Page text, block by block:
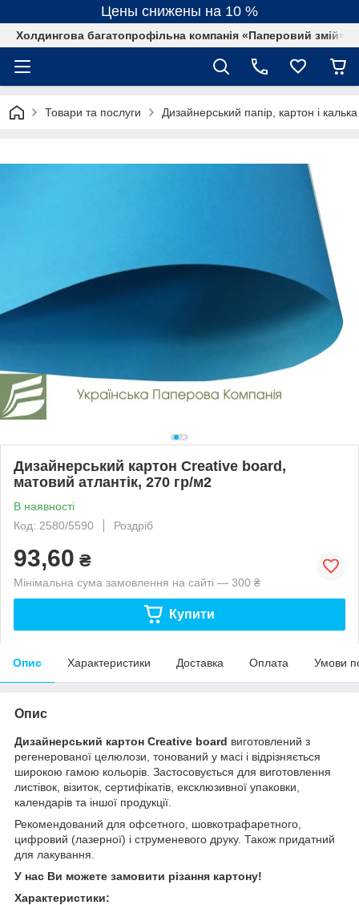
Цены снижены на 10 %
Холдингова багатопрофільна компанія «Паперовий змій»
Товари та послуги Дизайнерський папір, картон і калька
Дизайнерський картон Creative board,
матовий атлантік, 270 гр/м2
В наявності
Код: 2580/5590
Роздріб
93,60 ₴
Мінімальна сума замовлення на сайті — 300 ₴
Купити
Опис Характеристики Доставка Оплата Умови
Опис
Дизайнерський картон Creative board виготовлений з
регенерованої целюлози, тонований у масі і відрізняється
широкою гамою кольорів. Застосовується для виготовлення
листівок, візиток, сертифікатів, ексклюзивної упаковки,
календарів та іншої продукції.
Рекомендований для офсетного, шовкотрафаретного,
цифровий (лазерної) і струменевого друку. Також придатний
для лакування.
У нас Ви можете замовити різання картону!
Характеристики: